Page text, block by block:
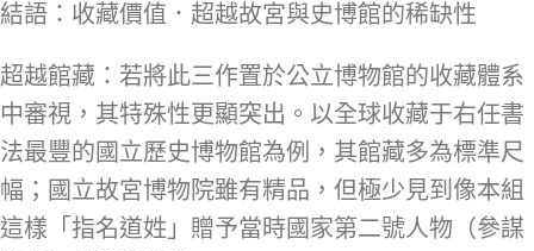
結語：收藏價值．超越故宮與史博館的稀缺性
超越館藏：若將此三作置於公立博物館的收藏體系
中審視，其特殊性更顯突出。以全球收藏于右任書
法最豐的國立歷史博物館為例，其館藏多為標準尺
幅；國立故宮博物院雖有精品，但極少見到像本組
這樣「指名道姓」贈予當時國家第二號人物（參謀